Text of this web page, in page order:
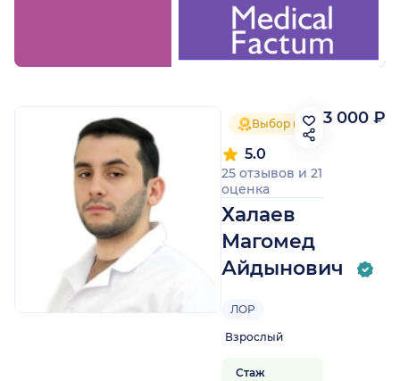
Выбор пациентов 2025
Халаев
Магомед
Айдынович
5.0
25 отзывов и 21
оценка
ЛОР
Взрослый
Стаж
3 000 ₽